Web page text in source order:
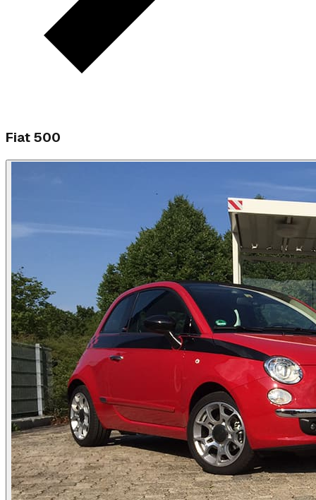
Fiat 500